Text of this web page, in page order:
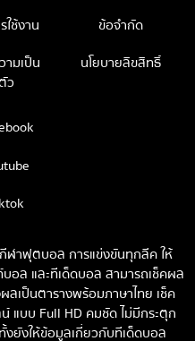
ใช้งาน
ข้อจำกัด
ามเป็น
ว
นโยบายลิขสิทธิ์
กีฬาฟุตบอล การแข่งขันทุกลีค ให้
อล และทีเด็ดบอล สามารถเช็คผล
เป็นตารางพร้อมภาษาไทย เช็ค
แบบ Full HD คมชัด ไม่มีกระตุก
ยังให้ข้อมูลเกี่ยวกับทีเด็ดบอล